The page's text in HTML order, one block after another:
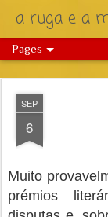
a ruga e a
Pages
SEP
6
Muito
prémios